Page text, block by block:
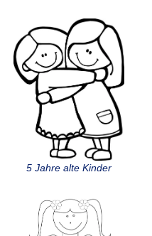
5 Jahre alte Kinder